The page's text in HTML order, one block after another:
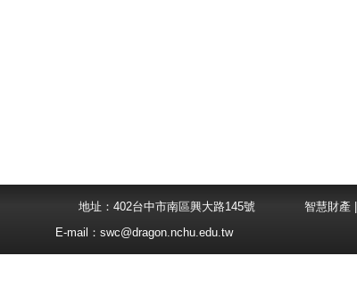
地址：402台中市南區興大路145號
E-mail：swc@dragon.nchu.edu.tw
智慧財產